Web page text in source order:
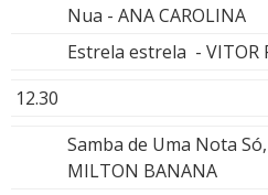
Nua - ANA CAROLINA
Estrela estrela - VITOR
12.30
Samba de Uma Nota
MILTON BANANA